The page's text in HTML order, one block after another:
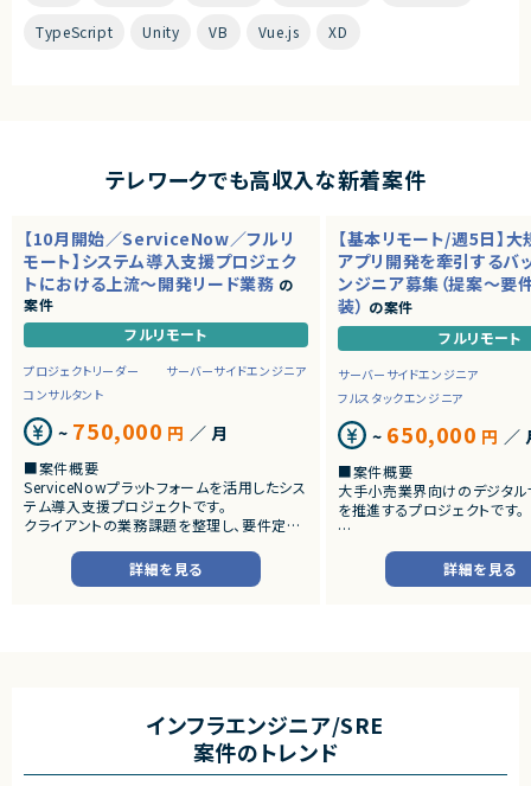
TypeScript Unity VB Vue.js XD
テレワークでも高収入な新着案件
【10月開始／ServiceNow／フルリ
モート】システム導入支援プロジェク
トにおける上流～開発リード業務 の
案件
フルリモート
プロジェクトリーダー
サーバーサイドエンジニア
コンサルタント
~ 750,000 円 ／ 月
■案件概要
ServiceNowプラットフォームを活用したシス
テム導入支援プロジェクトです。
クライアントの業務課題を整理し、要件定義
だきます。
・詳細設計書、テスト仕様書等のドキュメント
・成果物レビューおよび品質管理
・開発メンバーへの技術支援、進捗管理
詳細を見る
【基本リモート/週5日】
アプリ開発を牽引するバ
ンジニア募集（提案～要
装） の案件
フルリモート
サーバーサイドエンジニア
フルスタックエンジニア
~ 650,000 円 ／
■案件概要
大手小売業界向けのデジタ
を推進するプロジェクトです。
■プロダクトやサービスの概
・店舗向けスマホアプリおよ
システムの継続的なエンハ
・要件整理および要件定義支
・バックエンドシステムの設計
・リリース対応および品質向
詳細を見る
インフラエンジニア/SRE
案件のトレンド